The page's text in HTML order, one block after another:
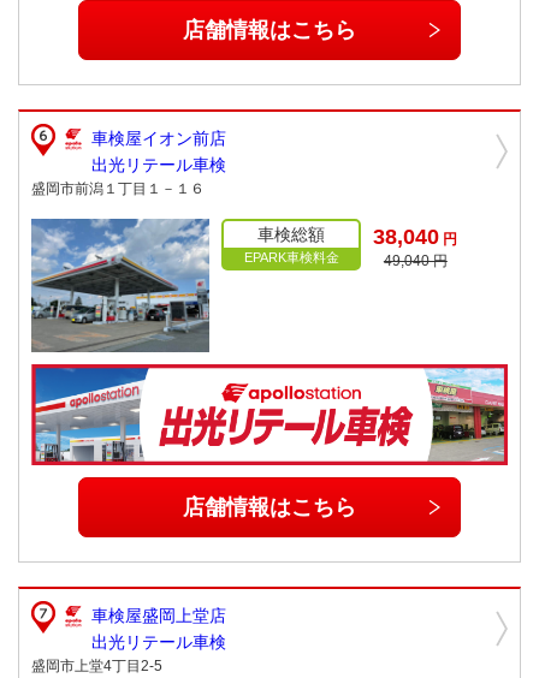
店舗情報はこちら
車検屋イオン前店
出光リテール車検
盛岡市前潟１丁目１－１６
車検総額
EPARK車検料金
38,040 円
49,040 円
店舗情報はこちら
車検屋盛岡上堂店
出光リテール車検
盛岡市上堂4丁目2-5